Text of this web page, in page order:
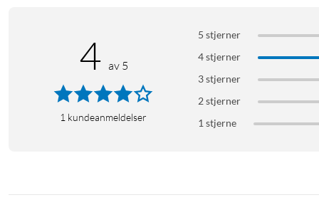
Nominell watt: 6 W
Nominell effekt: 6 W
Nominell spenning: 220–240 V
Tilsvarer tradisjonell lyspære i watt: 13 W
Nominell strøm: 28 mA
4 av 5
1 kundeanmeldelser
5 stjerner
4 stjerner
3 stjerner
2 stjerner
1 stjerne